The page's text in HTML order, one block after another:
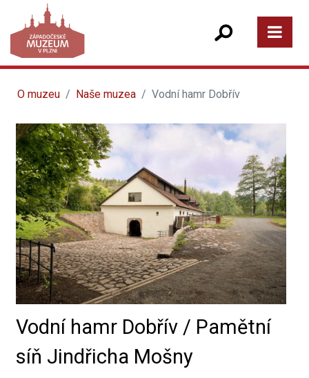
O muzeu Naše muzea Vodní hamr Dobřív
Vodní hamr Dobřív / Pamětní
síň Jindřicha Mošny